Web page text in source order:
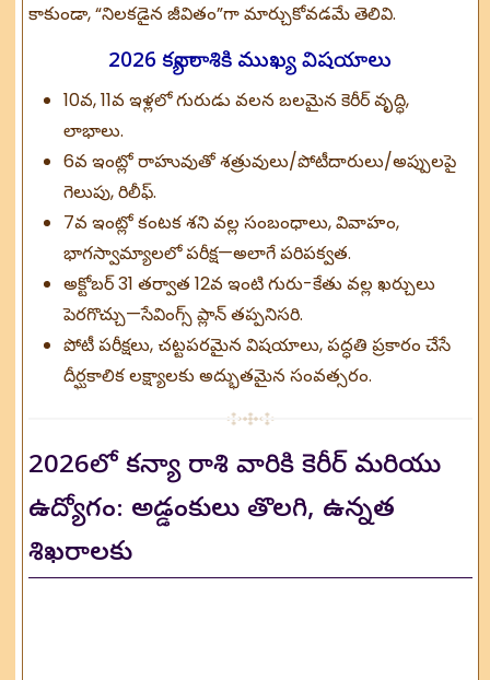
కాకుండా, “నిలకడైన జీవితం”గా మార్చుకోవడమే తెలివి.
2026 కన్యా రాశికి ముఖ్య విషయాలు
10వ, 11వ ఇళ్లలో గురుడు వలన బలమైన కెరీర్ వృద్ధి,
లాభాలు.
6వ ఇంట్లో రాహువుతో శత్రువులు/పోటీదారులు/అప్పులపై
గెలుపు, రిలీఫ్.
7వ ఇంట్లో కంటక శని వల్ల సంబంధాలు, వివాహం,
భాగస్వామ్యాలలో పరీక్ష—అలాగే పరిపక్వత.
అక్టోబర్ 31 తర్వాత 12వ ఇంటి గురు-కేతు వల్ల ఖర్చులు
పెరగొచ్చు—సేవింగ్స్ ప్లాన్ తప్పనిసరి.
పోటీ పరీక్షలు, చట్టపరమైన విషయాలు, పద్ధతి ప్రకారం చేసే
దీర్ఘకాలిక లక్ష్యాలకు అద్భుతమైన సంవత్సరం.
2026లో కన్యా రాశి వారికి కెరీర్ మరియు
ఉద్యోగం: అడ్డంకులు తొలగి, ఉన్నత
శిఖరాలకు